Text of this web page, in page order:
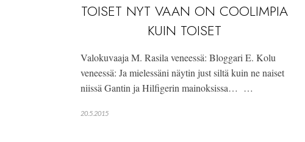
TOISET NYT VAAN ON COOLIMPIA
KUIN TOISET
Valokuvaaja M. Rasila veneessä: Bloggari E. Kolu
veneessä: Ja mielessäni näytin just siltä kuin ne naiset
niissä Gantin ja Hilfigerin mainoksissa… …
20.5.2015